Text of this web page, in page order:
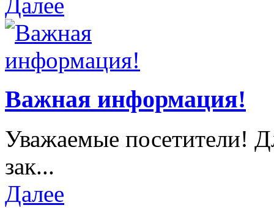
Важная информация!
Уважаемые посетители!
зак...
Далее